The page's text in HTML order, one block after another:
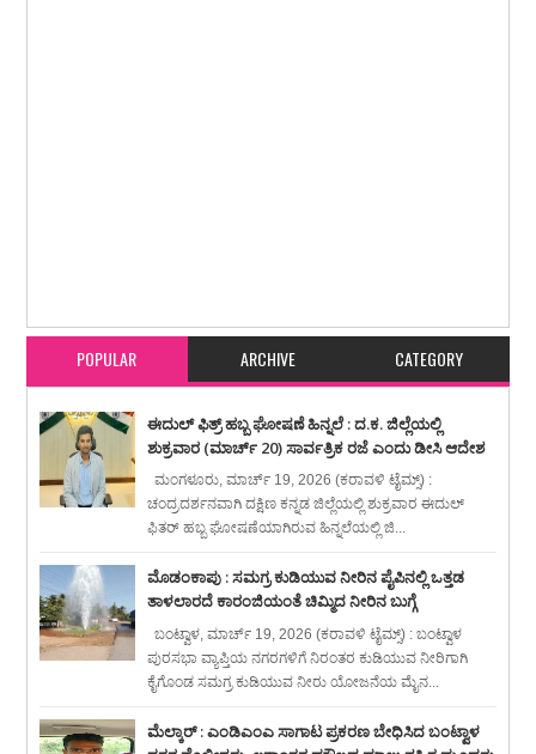
POPULAR ARCHIVE CATEGORY
ಈದುಲ್ ಫಿತ್ರ್ ಹಬ್ಬ ಘೋಷಣೆ ಹಿನ್ನಲೆ : ದ.ಕ. ಜಿಲ್ಲೆಯಲ್ಲಿ
ಶುಕ್ರವಾರ (ಮಾರ್ಚ್ 20) ಸಾರ್ವತ್ರಿಕ ರಜೆ ಎಂದು ಡೀಸಿ ಆದೇಶ
ಮಂಗಳೂರು, ಮಾರ್ಚ್ 19, 2026 (ಕರಾವಳಿ ಟೈಮ್ಸ್) :
ಚಂದ್ರದರ್ಶನವಾಗಿ ದಕ್ಷಿಣ ಕನ್ನಡ ಜಿಲ್ಲೆಯಲ್ಲಿ ಶುಕ್ರವಾರ ಈದುಲ್
ಫಿತರ್ ಹಬ್ಬ ಘೋಷಣೆಯಾಗಿರುವ ಹಿನ್ನಲೆಯಲ್ಲಿ ಜಿ...
ಮೊಡಂಕಾಪು : ಸಮಗ್ರ ಕುಡಿಯುವ ನೀರಿನ ಪೈಪಿನಲ್ಲಿ ಒತ್ತಡ
ತಾಳಲಾರದೆ ಕಾರಂಜಿಯಂತೆ ಚಿಮ್ಮಿದ ನೀರಿನ ಬುಗ್ಗೆ
ಬಂಟ್ವಾಳ, ಮಾರ್ಚ್ 19, 2026 (ಕರಾವಳಿ ಟೈಮ್ಸ್) : ಬಂಟ್ವಾಳ
ಪುರಸಭಾ ವ್ಯಾಪ್ತಿಯ ನಗರಗಳಿಗೆ ನಿರಂತರ ಕುಡಿಯುವ ನೀರಿಗಾಗಿ
ಕೈಗೊಂಡ ಸಮಗ್ರ ಕುಡಿಯುವ ನೀರು ಯೋಜನೆಯ ಮೈನ...
ಮೆಲ್ಕಾರ್ : ಎಂಡಿಎಂಎ ಸಾಗಾಟ ಪ್ರಕರಣ ಬೇಧಿಸಿದ ಬಂಟ್ವಾಳ